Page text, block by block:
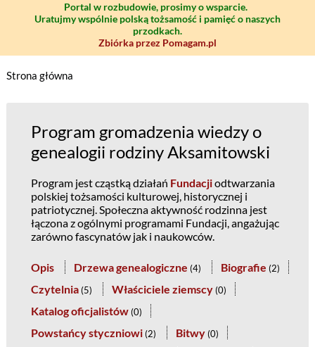
Portal w rozbudowie, prosimy o wsparcie.
Uratujmy wspólnie polską tożsamość i pamięć o naszych
przodkach.
Zbiórka przez Pomagam.pl
Strona główna
Program gromadzenia wiedzy o
genealogii rodziny Aksamitowski
Program jest cząstką działań Fundacjiodtwarzania
polskiej tożsamości kulturowej, historycznej i
patriotycznej. Społeczna aktywność rodzinna jest
łączona z ogólnymi programami Fundacji, angażując
zarówno fascynatów jak i naukowców.
Opis Drzewa genealogiczne (4) Biografie (2)
Czytelnia (5) Właściciele ziemscy (0)
Katalog oficjalistów (0)
Powstańcy styczniowi (2) Bitwy (0)